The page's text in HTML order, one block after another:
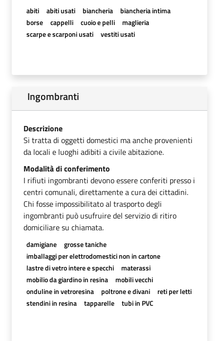
abiti abiti usati biancheria
biancheria intima
borse
cappelli cuoio e pelli
maglieria
scarpe e scarponi usati
vestiti usati
Ingombranti
Descrizione
Si tratta di oggetti domestici ma anche provenienti
da locali e luoghi adibiti a civile abitazione.
Modalità di conferimento
I rifiuti ingombranti devono essere conferiti presso i
centri comunali, direttamente a cura dei cittadini.
Chi fosse impossibilitato al trasporto degli
ingombranti può usufruire del servizio di ritiro
domiciliare su chiamata.
damigiane
grosse taniche
imballaggi per elettrodomestici non in cartone
lastre di vetro intere e specchi
materassi
mobilio da giardino in resina
mobili vecchi
onduline in vetroresina
poltrone e divani
reti per letti
stendini in resina
tapparelle tubi in PVC